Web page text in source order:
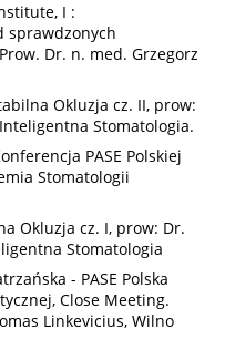
I :
sprawdzonych
Dr. n. med. Grzegorz
Okluzja cz. II, prow:
Stomatologia.
PASE Polskiej
Stomatologii
Okluzja cz. I, prow: Dr.
Stomatologia
- PASE Polska
Close Meeting.
Linkevicius, Wilno